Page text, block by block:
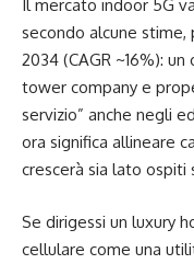
Il mercato indoor 5G
secondo alcune
2034 (CAGR ~16%):
tower company e
servizio” anche negli
ora significa allineare
crescerà sia lato ospiti
Se dirigessi un luxury
cellulare come una